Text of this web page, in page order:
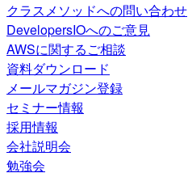
クラスメソッドへの問い合わせ
DevelopersIOへのご意見
AWSに関するご相談
資料ダウンロード
メールマガジン登録
セミナー情報
採用情報
会社説明会
勉強会